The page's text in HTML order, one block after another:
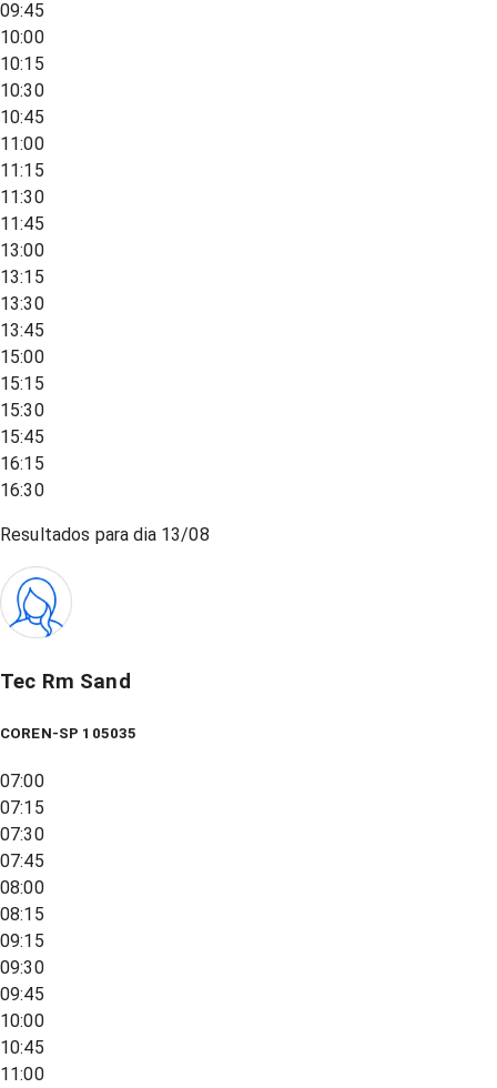
09:45
10:00
10:15
10:30
10:45
11:00
11:15
11:30
11:45
13:00
13:15
13:30
13:45
15:00
15:15
15:30
15:45
16:15
16:30
Resultados para dia 13/08
Tec Rm Sand
COREN-SP 105035
07:00
07:15
07:30
07:45
08:00
08:15
09:15
09:30
09:45
10:00
10:45
11:00